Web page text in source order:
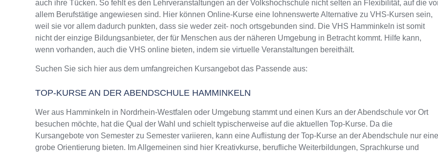
auch ihre Tücken. So fehlt es den Lehrveranstaltungen an der Volkshochschule nicht selten an Flexibilität, auf die
allem Berufstätige angewiesen sind. Hier können Online-Kurse eine lohnenswerte Alternative zu VHS-Kursen sein,
weil sie vor allem dadurch punkten, dass sie weder zeit- noch ortsgebunden sind. Die VHS Hamminkeln ist somit
nicht der einzige Bildungsanbieter, der für Menschen aus der näheren Umgebung in Betracht kommt. Hilfe kann,
wenn vorhanden, auch die VHS online bieten, indem sie virtuelle Veranstaltungen bereithält.
Suchen Sie sich hier aus dem umfangreichen Kursangebot das Passende aus:
TOP-KURSE AN DER ABENDSCHULE HAMMINKELN
Wer aus Hamminkeln in Nordrhein-Westfalen oder Umgebung stammt und einen Kurs an der Abendschule vor Ort
besuchen möchte, hat die Qual der Wahl und schielt typischerweise auf die aktuellen Top-Kurse. Da die
Kursangebote von Semester zu Semester variieren, kann eine Auflistung der Top-Kurse an der Abendschule nur eine
grobe Orientierung bieten. Im Allgemeinen sind hier Kreativkurse, berufliche Weiterbildungen, Sprachkurse und